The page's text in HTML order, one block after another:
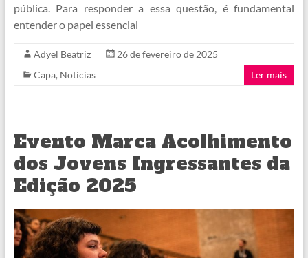
pública. Para responder a essa questão, é fundamental
entender o papel essencial
Adyel Beatriz
26 de fevereiro de 2025
Capa, Notícias Ler mais
Evento Marca Acolhimento
dos Jovens Ingressantes da
Edição 2025